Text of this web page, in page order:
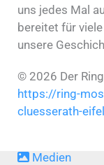
uns jedes Mal
bereitet für
unsere
© 2026 Der
https://ring-
cluesserath-eifel
Medien